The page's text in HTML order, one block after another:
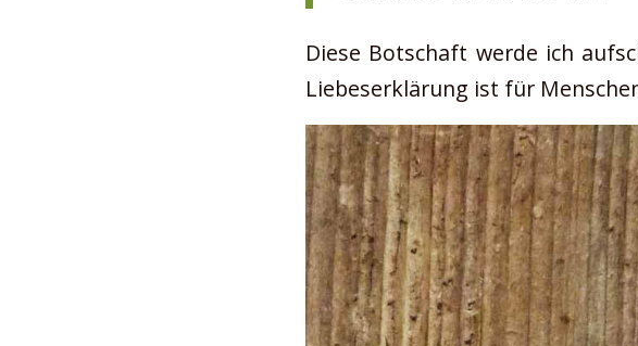
Diese Botschaft werde ich
Liebeserklärung ist für